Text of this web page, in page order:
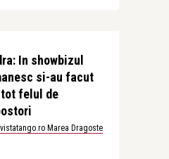
In showbizul
si-au facut
tot felul de
Marea Dragoste